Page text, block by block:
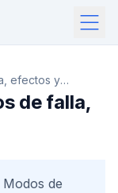
efectos y
de falla,
Modos de